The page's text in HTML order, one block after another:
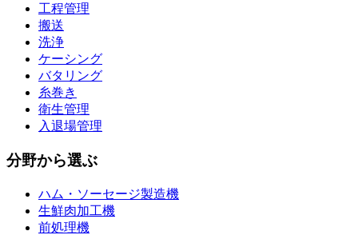
工程管理
搬送
洗浄
ケーシング
バタリング
糸巻き
衛生管理
入退場管理
分野から選ぶ
ハム・ソーセージ製造機
生鮮肉加工機
前処理機